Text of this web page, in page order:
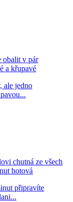
obalit v pár
a křupavé
ale jedno
chutná ze všech
hotová
připravíte